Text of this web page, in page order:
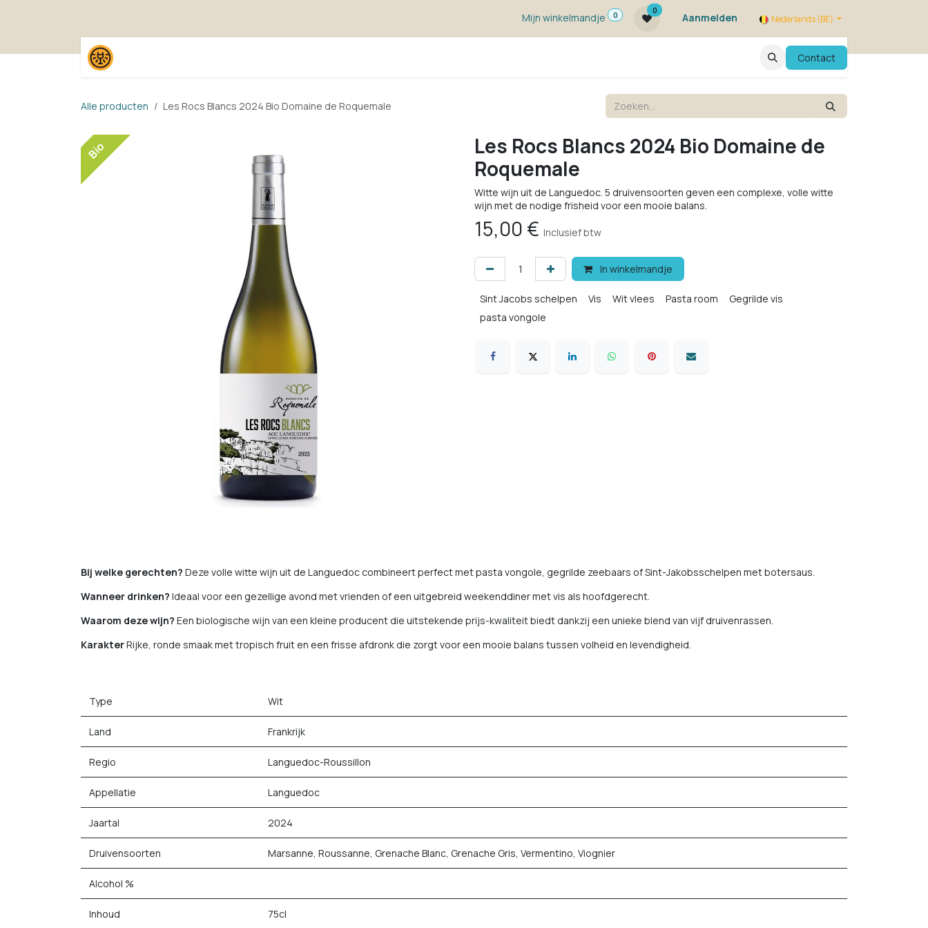
Mijn winkelmandje
0
0
Aanmelden Nederlands (BE)
EvenementenContact
Alle producten Les Rocs Blancs 2024 Bio Domaine de Roquemale
Bio
Les Rocs Blancs 2024 Bio Domaine de
Roquemale
Witte wijn uit de Languedoc. 5 druivensoorten geven een complexe, volle witte
wijn met de nodige frisheid voor een mooie balans.
15,00 € Inclusief btw
In winkelmandje
Sint Jacobs schelpen Vis Wit vlees Pasta room
Gegrilde vis
pasta vongole
Bij welke gerechten? Deze volle witte wijn uit de Languedoc combineert perfect met pasta vongole, gegrilde zeebaars of Sint-Jakobsschelpen met botersaus.
Wanneer drinken? Ideaal voor een gezellige avond met vrienden of een uitgebreid weekenddiner met vis als hoofdgerecht.
Waarom deze wijn? Een biologische wijn van een kleine producent die uitstekende prijs-kwaliteit biedt dankzij een unieke blend van vijf druivenrassen.
KarakterRijke, ronde smaak met tropisch fruit en een frisse afdronk die zorgt voor een mooie balans tussen volheid en levendigheid.
Type Wit
Land Frankrijk
Regio Languedoc-Roussillon
Appellatie Languedoc
Jaartal 2024
Druivensoorten Marsanne, Roussanne, Grenache Blanc, Grenache Gris, Vermentino, Viognier
Alcohol %
Inhoud 75cl